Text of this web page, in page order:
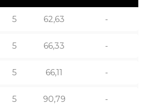
5 62,63 -
5 66,33 -
5 66,11 -
5 90,79 -